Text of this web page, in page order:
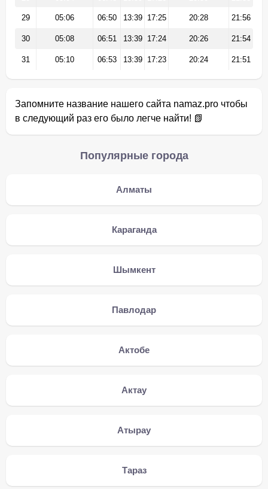
29 05:06 06:50 13:39 17:25 20:28 21:56
30 05:08 06:51 13:39 17:24 20:26 21:54
31 05:10 06:53 13:39 17:23 20:24 21:51
Запомните название нашего сайта namaz.pro чтобы
в следующий раз его было легче найти! 📗
Популярные города
Алматы
Караганда
Шымкент
Павлодар
Актобе
Актау
Атырау
Тараз